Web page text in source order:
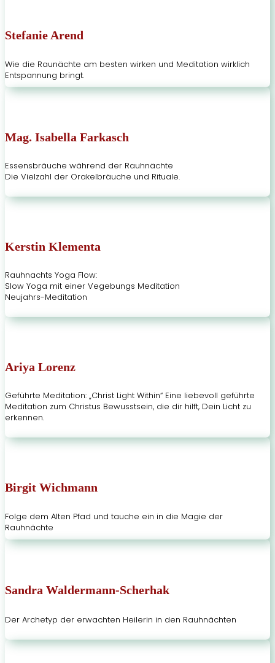
Stefanie Arend
Wie die Raunächte am besten wirken und Meditation wirklich
Entspannung bringt.
Mag. Isabella Farkasch
Essensbräuche während der Rauhnächte
Die Vielzahl der Orakelbräuche und Rituale.
Kerstin Klementa
Rauhnachts Yoga Flow:
Slow Yoga mit einer Vegebungs Meditation
Neujahrs-Meditation
Ariya Lorenz
Geführte Meditation: „Christ Light Within“ Eine liebevoll geführte
Meditation zum Christus Bewusstsein, die dir hilft, Dein Licht zu
erkennen.
Birgit Wichmann
Folge dem Alten Pfad und tauche ein in die Magie der
Rauhnächte
Sandra Waldermann-Scherhak
Der Archetyp der erwachten Heilerin in den Rauhnächten